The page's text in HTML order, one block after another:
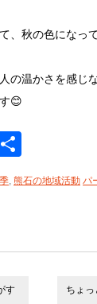
、秋の色になっ
の温かさを感じ
😊
有
熊石の地域活動 パ
す
ちょ